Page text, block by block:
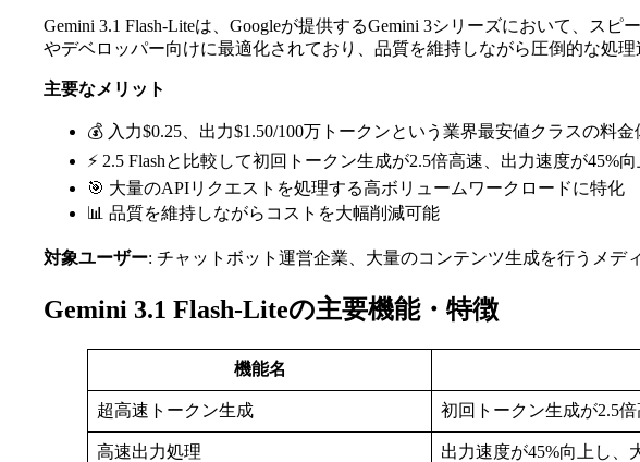
Gemini 3.1 Flash-Liteは、Googleが提供するGemini 3シリーズにおいて、ス
やデベロッパー向けに最適化されており、品質を維持しながら圧倒的な処理
主要なメリット
💰 入力$0.25、出力$1.50/100万トークンという業界最安値クラスの料金
⚡ 2.5 Flashと比較して初回トークン生成が2.5倍高速、出力速度が45%向
🎯 大量のAPIリクエストを処理する高ボリュームワークロードに特化
📊 品質を維持しながらコストを大幅削減可能
対象ユーザー: チャットボット運営企業、大量のコンテンツ生成を行うメデ
Gemini 3.1 Flash-Liteの主要機能・特徴
機能名
超高速トークン生成 初回トークン生成が2.5
高速出力処理 出力速度が45%向上し、